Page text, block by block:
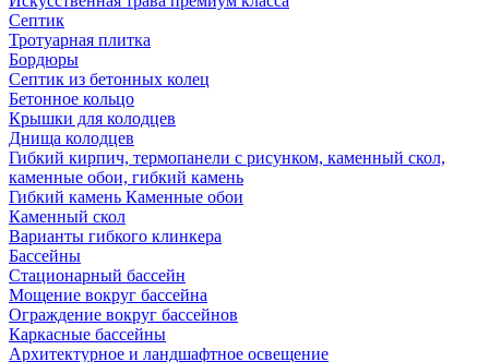
Септик
Тротуарная плитка
Бордюры
Септик из бетонных колец
Бетонное кольцо
Крышки для колодцев
Днища колодцев
Гибкий кирпич, термопанели с рисунком, каменный скол,
каменные обои, гибкий камень
Гибкий камень Каменные обои
Каменный скол
Варианты гибкого клинкера
Бассейны
Стационарный бассейн
Мощение вокруг бассейна
Ограждение вокруг бассейнов
Каркасные бассейны
Архитектурное и ландшафтное освещение